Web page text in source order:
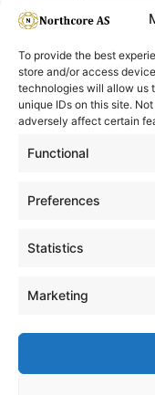
To provide the best
store and/or access
technologies will allow us
unique IDs on this site.
adversely affect certain
Functional
Preferences
Statistics
Marketing
Mask 200ml
Informasjon